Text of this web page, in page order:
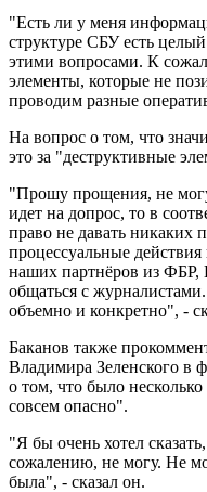
"Есть ли у меня
структуре СБУ есть
этими вопросами. К
элементы, которые не
проводим разные
На вопрос о том, что
это за "деструктивные
"Прошу прощения, не
идет на допрос, то в
право не давать никаких
процессуальные
наших партнёров из
общаться с
объемно и конкретно", -
Баканов также
Владимира Зеленского в
о том, что было
совсем опасно".
"Я бы очень хотел
сожалению, не могу. Не
была", - сказал он.